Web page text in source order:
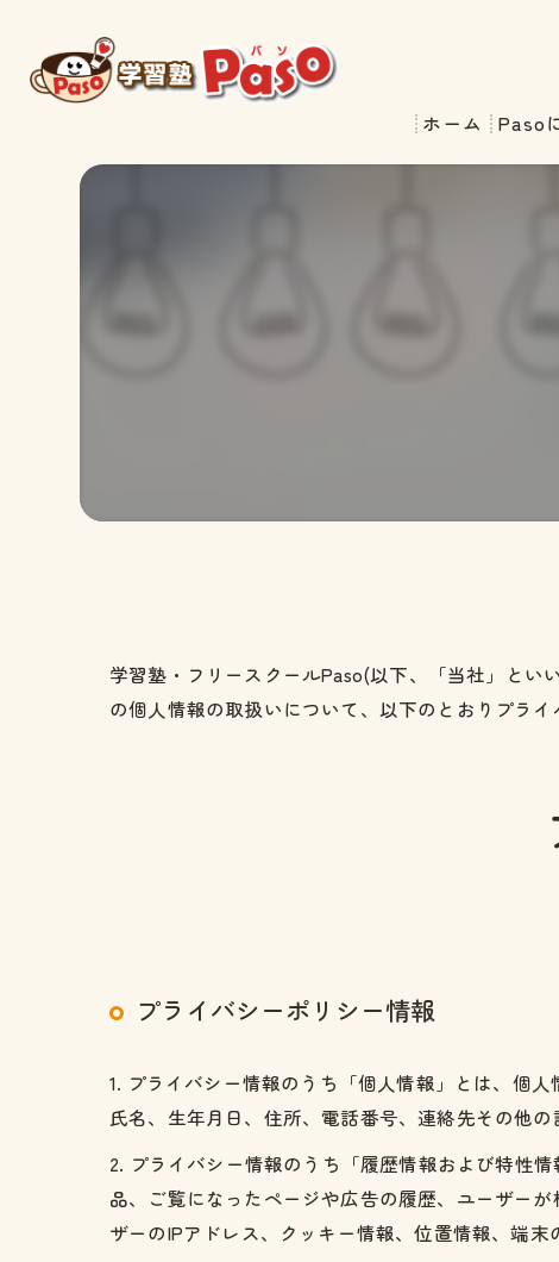
ホーム Paso
学習塾・フリースクールPaso(以下、「当社」と
の個人情報の取扱いについて、以下のとおりプラ
プライバシーポリシー情報
1. プライバシー情報のうち「個人情報」とは、個
氏名、生年月日、住所、電話番号、連絡先その他
2. プライバシー情報のうち「履歴情報および特性
品、ご覧になったページや広告の履歴、ユーザー
ザーのIPアドレス、クッキー情報、位置情報、端末